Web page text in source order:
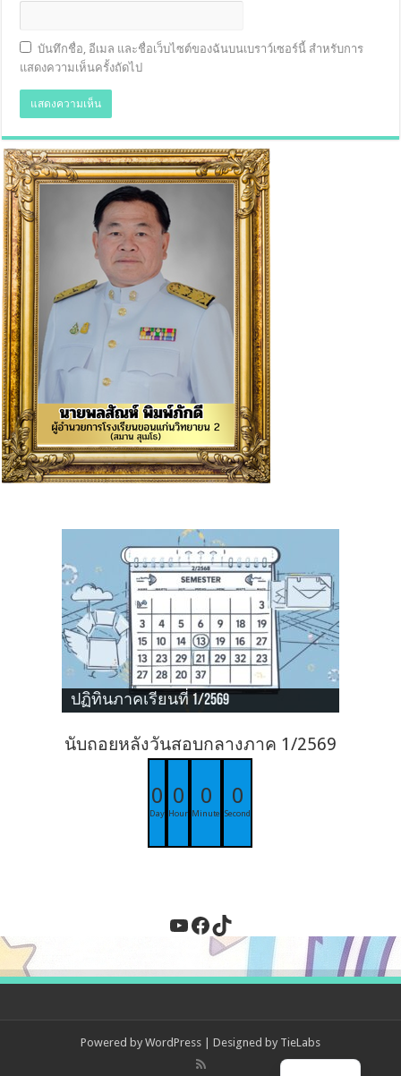
บันทึกชื่อ, อีเมล และชื่อเว็บไซต์ของฉันบนเบราว์เซอร์นี้ สำหรับการ
แสดงความเห็นครั้งถัดไป
ปฏิทินภาคเรียนที่ 1/2569
นับถอยหลังวันสอบกลางภาค 1/2569
0
Day
0
Hour
0
Minute
0
Second
YouTube
Facebook
TikTok
Powered by WordPress | Designed by TieLabs